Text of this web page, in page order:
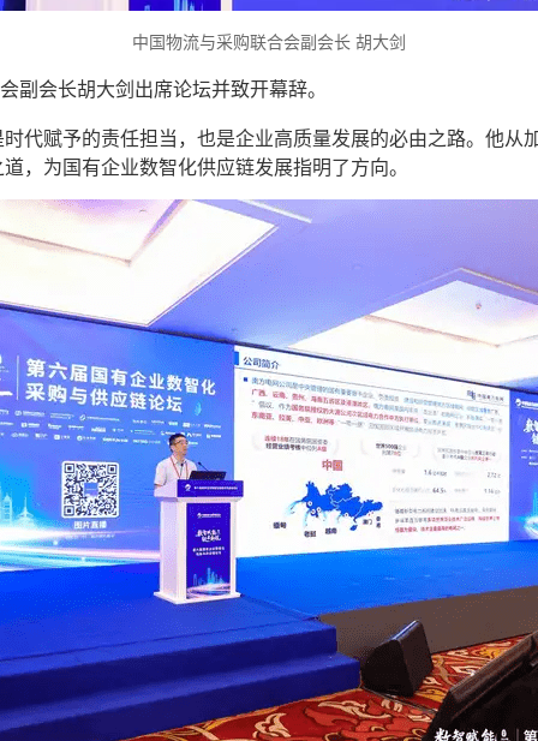
中国物流与采购联合会副会长 胡大剑
会长胡大剑出席论坛并致开幕辞。
代赋予的责任担当，也是企业高质量发展的必由之路。他
，为国有企业数智化供应链发展指明了方向。